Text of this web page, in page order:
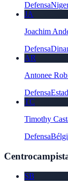
Defensa
JA
Joachim
Defensa
AR
Antonee
Defensa
TC
Timothy
Defensa
SB